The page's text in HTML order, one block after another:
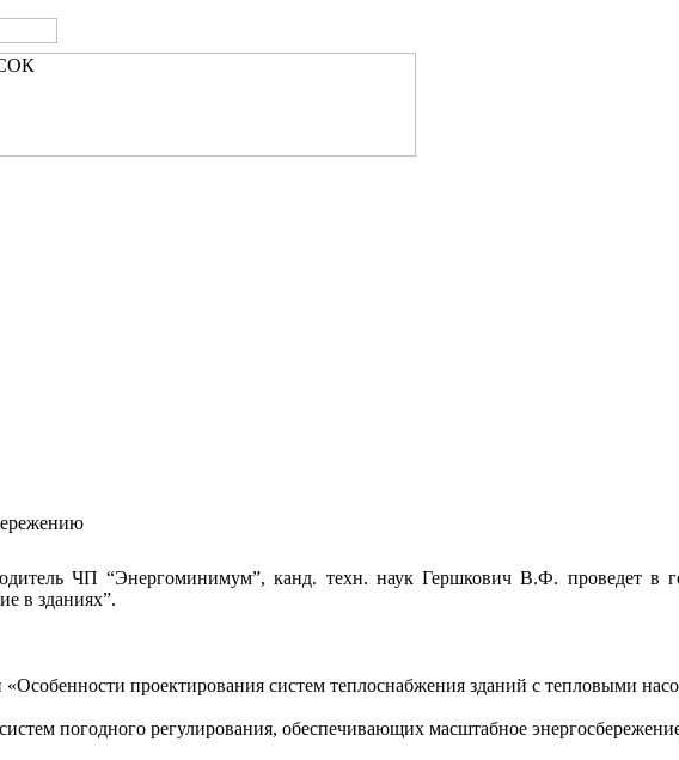
ЧП “Энергоминимум”, канд. техн. наук Гершкович В.Ф. проведет в
в зданиях”.
проектирования систем теплоснабжения зданий с тепловыми
погодного регулирования, обеспечивающих масштабное